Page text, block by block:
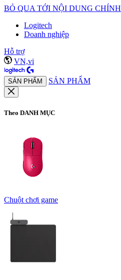
BỎ QUA TỚI NỘI DUNG CHÍNH
Logitech
Doanh nghiệp
Hỗ trợ
VN,vi
SẢN PHẨM SẢN PHẨM
Theo DANH MỤC
Chuột chơi game